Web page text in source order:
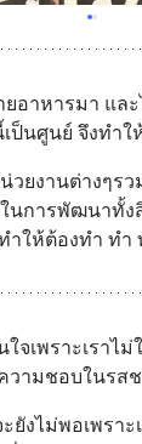
ยอาหารมา แล
ป็นศูนย์ จึงทำใ
วยงานต่างๆร
ในการพัฒนาทั้
ำให้ต้องทำ ทำ
จเพราะเราไม่
วามชอบในรส
ยังไม่พอเพรา